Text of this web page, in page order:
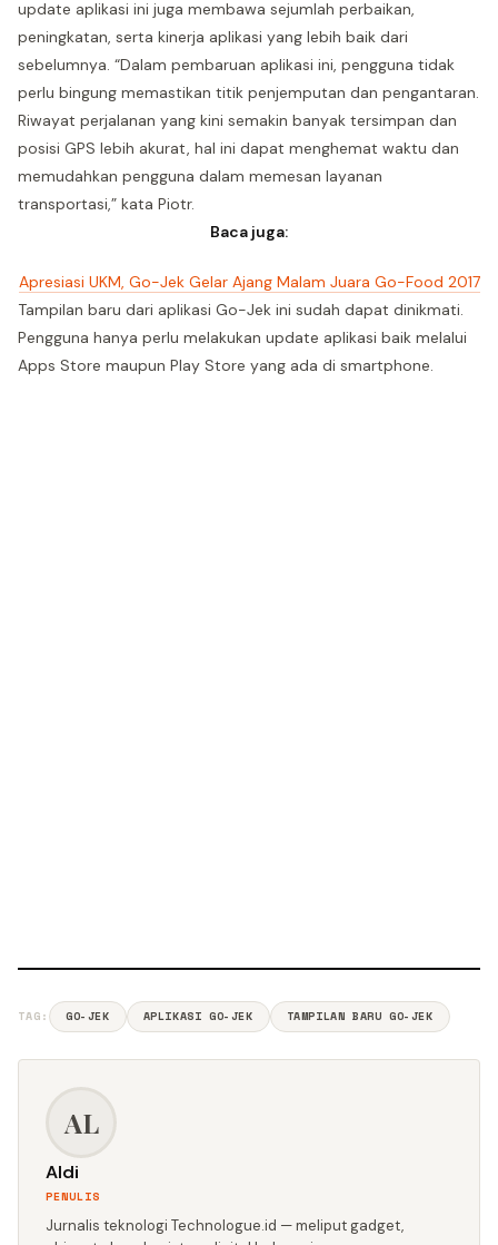
update aplikasi ini juga membawa sejumlah perbaikan,
peningkatan, serta kinerja aplikasi yang lebih baik dari
sebelumnya. “Dalam pembaruan aplikasi ini, pengguna tidak
perlu bingung memastikan titik penjemputan dan pengantaran.
Riwayat perjalanan yang kini semakin banyak tersimpan dan
posisi GPS lebih akurat, hal ini dapat menghemat waktu dan
memudahkan pengguna dalam memesan layanan
transportasi,” kata Piotr.
Baca juga:
Apresiasi UKM, Go-Jek Gelar Ajang Malam Juara Go-Food 2017
Tampilan baru dari aplikasi Go-Jek ini sudah dapat dinikmati.
Pengguna hanya perlu melakukan update aplikasi baik melalui
Apps Store maupun Play Store yang ada di smartphone.
TAG: GO-JEK APLIKASI GO-JEK TAMPILAN BARU GO-JEK
AL
Aldi
PENULIS
Jurnalis teknologi Technologue.id — meliput gadget,